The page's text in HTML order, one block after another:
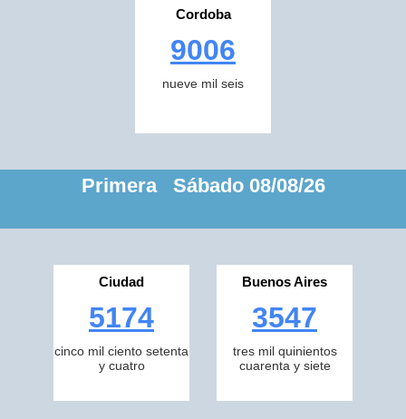
Cordoba
9006
nueve mil seis
Primera Sábado 08/08/26
Ciudad
5174
cinco mil ciento setenta
y cuatro
Buenos Aires
3547
tres mil quinientos
cuarenta y siete